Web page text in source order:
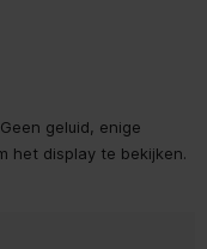
geluid, enige
het display te bekijken.